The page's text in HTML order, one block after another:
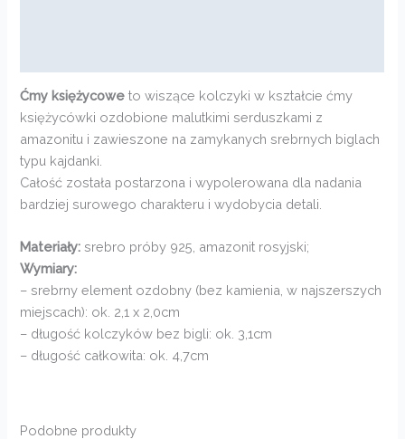
Ćmy księżycowe to wiszące kolczyki w kształcie ćmy
księżycówki ozdobione malutkimi serduszkami z
amazonitu i zawieszone na zamykanych srebrnych biglach
typu kajdanki.
Całość została postarzona i wypolerowana dla nadania
bardziej surowego charakteru i wydobycia detali.
Materiały: srebro próby 925, amazonit rosyjski;
Wymiary:
– srebrny element ozdobny (bez kamienia, w najszerszych
miejscach): ok. 2,1 x 2,0cm
– długość kolczyków bez bigli: ok. 3,1cm
– długość całkowita: ok. 4,7cm
Podobne produkty